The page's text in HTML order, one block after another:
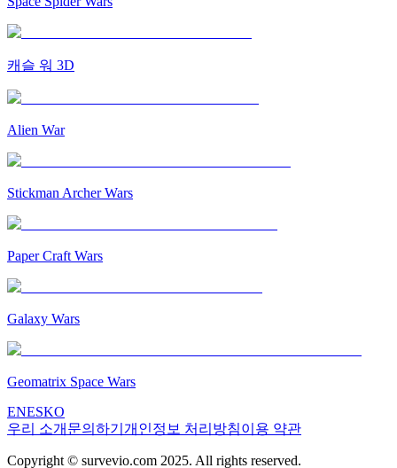
캐슬 워 3D
Alien War
Stickman Archer Wars
Paper Craft Wars
Galaxy Wars
Geomatrix Space Wars
ENESKO
우리 소개 문의하기 개인정보 처리방침이용 약관
Copyright © survevio.com 2025. All rights reserved.